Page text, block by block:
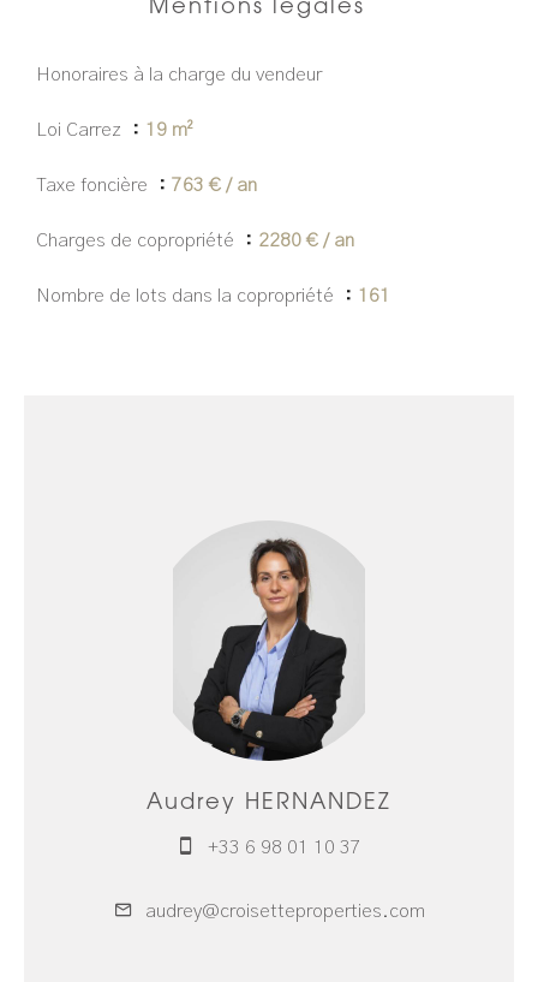
Mentions légales
Honoraires à la charge du vendeur
Loi Carrez 19 m²
Taxe foncière 763 € / an
Charges de copropriété 2280 € / an
Nombre de lots dans la copropriété 161
Audrey HERNANDEZ
+33 6 98 01 10 37
audrey@croisetteproperties.com